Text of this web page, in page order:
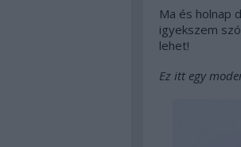
Ma és holnap
igyekszem
lehet!
Ez itt egy